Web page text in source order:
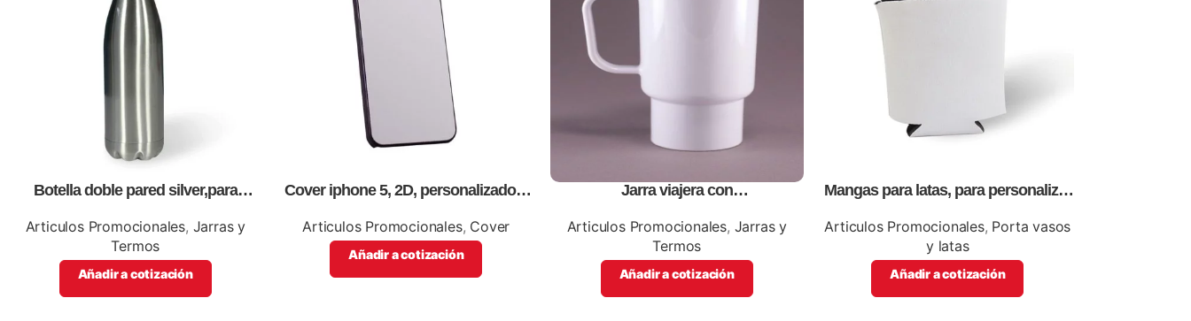
Botella doble pared silver,para
Articulos Promocionales, Jarras y
Termos
Añadir a cotización
Cover iphone 5, 2D, personalizados,
Articulos Promocionales, Cover
Añadir a cotización
Jarra viajera con
full color
Articulos Promocionales, Jarras y
Termos
Añadir a cotización
Mangas para latas, para personalizar
empresa
Articulos Promocionales, Porta vasos
y latas
Añadir a cotización